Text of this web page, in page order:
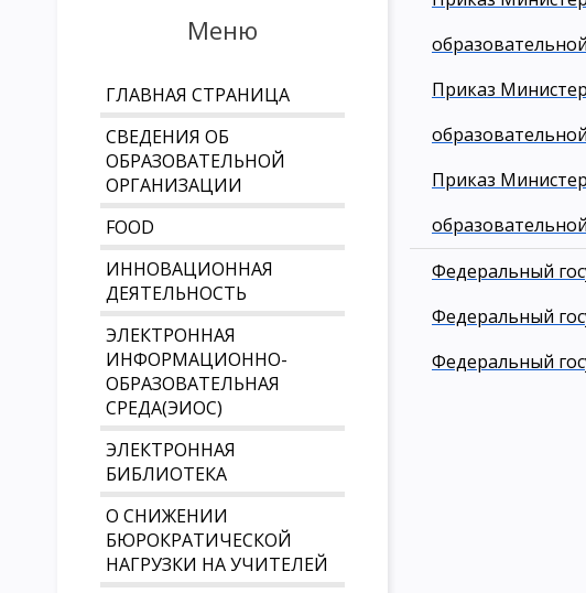
Меню
ГЛАВНАЯ СТРАНИЦА
СВЕДЕНИЯ ОБ
ОБРАЗОВАТЕЛЬНОЙ
ОРГАНИЗАЦИИ
FOOD
ИННОВАЦИОННАЯ
ДЕЯТЕЛЬНОСТЬ
ЭЛЕКТРОННАЯ
ИНФОРМАЦИОННО-
ОБРАЗОВАТЕЛЬНАЯ
СРЕДА(ЭИОС)
ЭЛЕКТРОННАЯ
БИБЛИОТЕКА
О СНИЖЕНИИ
БЮРОКРАТИЧЕСКОЙ
НАГРУЗКИ НА УЧИТЕЛЕЙ
Приказ
Приказ
Федеральный
Федеральный
Федеральный